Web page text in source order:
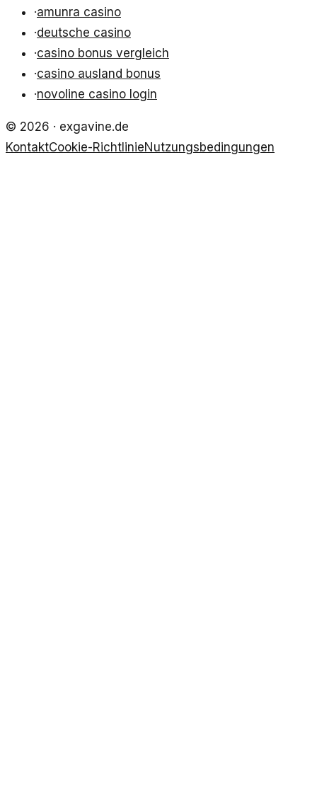
·amunra casino
·deutsche casino
·casino bonus vergleich
·casino ausland bonus
·novoline casino login
© 2026 · exgavine.de
KontaktCookie-RichtlinieNutzungsbedingungen